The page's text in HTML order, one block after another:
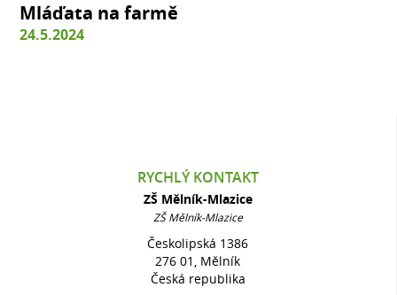
Mláďata na farmě
24.5.2024
RYCHLÝ KONTAKT
ZŠ Mělník-Mlazice
ZŠ Mělník-Mlazice
Českolipská 1386
276 01, Mělník
Česká republika